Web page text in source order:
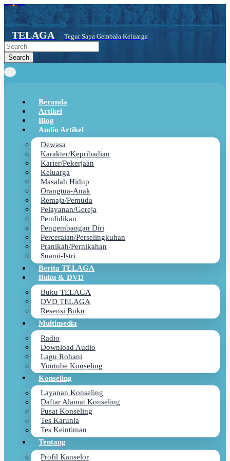
Skip
main
content
TELAGA Tegur Sapa Gembala Keluarga
Beranda
Artikel
Blog
Audio Artikel
Dewasa
Karakter/Kepribadian
Karier/Pekerjaan
Keluarga
Masalah Hidup
Orangtua-Anak
Remaja/Pemuda
Pelayanan/Gereja
Pendidikan
Pengembangan Diri
Perceraian/Perselingkuhan
Pranikah/Pernikahan
Suami-Istri
Berita TELAGA
Buku & DVD
Buku TELAGA
DVD TELAGA
Resensi Buku
Multimedia
Radio
Download Audio
Lagu Rohani
Youtube Konseling
Konseling
Layanan Konseling
Daftar Alamat Konseling
Pusat Konseling
Tes Karunia
Tes Keintiman
Tentang
Profil Kanselor